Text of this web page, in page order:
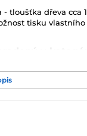
- tloušťka dřeva cca
tisku
v